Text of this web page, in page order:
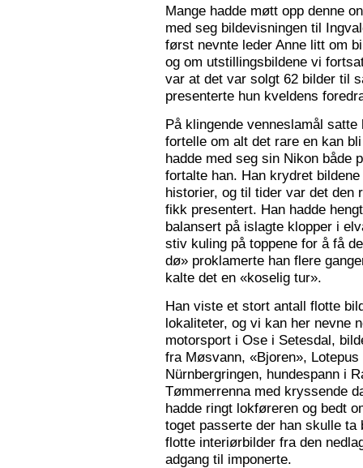
Mange hadde møtt opp denne
med seg bildevisningen til
først nevnte leder Anne litt om
og om utstillingsbildene vi
var at det var solgt 62 bilder til
presenterte hun kveldens
På klingende venneslamål
fortelle om alt det rare en kan
hadde med seg sin Nikon både
fortalte han. Han krydret
historier, og til tider var det den
fikk presentert. Han hadde
balansert på islagte klopper i
stiv kuling på toppene for å få
dø» proklamerte han flere
kalte det en «koselig tur».
Han viste et stort antall flotte
lokaliteter, og vi kan her nevne
motorsport i Ose i Setesdal,
fra Møsvann, «Bjoren»,
Nürnbergringen, hundespann i
Tømmerrenna med kryssende
hadde ringt lokføreren og bedt
toget passerte der han skulle
flotte interiørbilder fra den
adgang til imponerte.